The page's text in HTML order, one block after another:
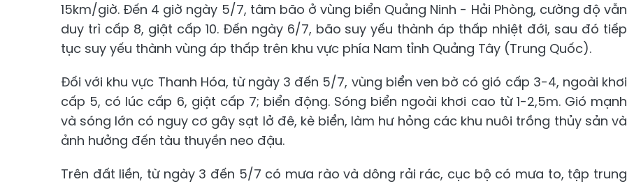
15km/giờ. Đến 4 giờ ngày 5/7, tâm bão ở vùng biển Quảng Ninh - Hải Phòng, cường độ vẫn
duy trì cấp 8, giật cấp 10. Đến ngày 6/7, bão suy yếu thành áp thấp nhiệt đới, sau đó tiếp
tục suy yếu thành vùng áp thấp trên khu vực phía Nam tỉnh Quảng Tây (Trung Quốc).
Đối với khu vực Thanh Hóa, từ ngày 3 đến 5/7, vùng biển ven bờ có gió cấp 3-4, ngoài khơi
cấp 5, có lúc cấp 6, giật cấp 7; biển động. Sóng biển ngoài khơi cao từ 1-2,5m. Gió mạnh
và sóng lớn có nguy cơ gây sạt lở đê, kè biển, làm hư hỏng các khu nuôi trồng thủy sản và
ảnh hưởng đến tàu thuyền neo đậu.
Trên đất liền, từ ngày 3 đến 5/7 có mưa rào và dông rải rác, cục bộ có mưa to, tập trung